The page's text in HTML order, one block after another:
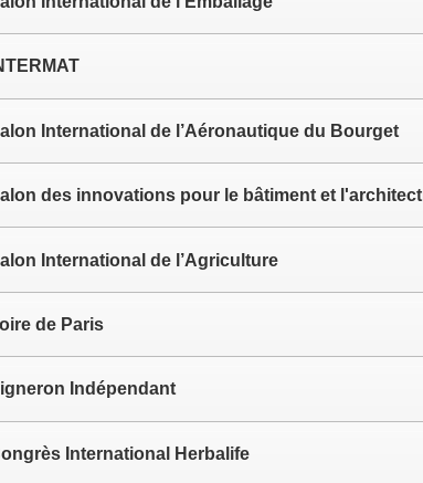
International de l’Aéronautique du Bourget
des innovations pour le bâtiment et
International de l’Agriculture
de Paris
Indépendant
International Herbalife